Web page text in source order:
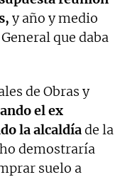
y año y medio
que daba
de Obras y
el ex
la alcaldíade la
demostraría
suelo a